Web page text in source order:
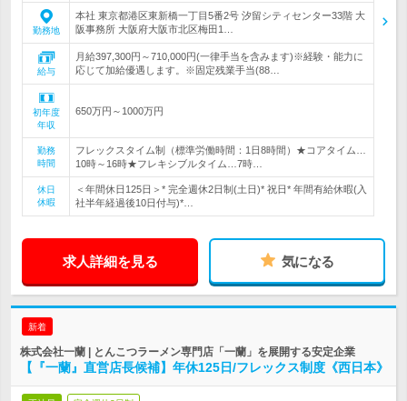
勤務地
本社 東京都港区東新橋一丁目5番2号 汐留シティセンター33階 大
阪事務所 大阪府大阪市北区梅田1…
給与
月給397,300円～710,000円(一律手当を含みます)※経験・能力に
応じて加給優遇します。※固定残業手当(88…
初年度
年収
650万円～1000万円
勤務
時間
フレックスタイム制（標準労働時間：1日8時間）★コアタイム…
10時～16時★フレキシブルタイム…7時…
休日
休暇
＜年間休日125日＞* 完全週休2日制(土日)* 祝日* 年間有給休暇(入
社半年経過後10日付与)*…
求人詳細を見る 気になる
新着
株式会社一蘭 | とんこつラーメン専門店「一蘭」を展開する安定企業
【『一蘭』直営店長候補】年休125日/フレックス制度《西日本》